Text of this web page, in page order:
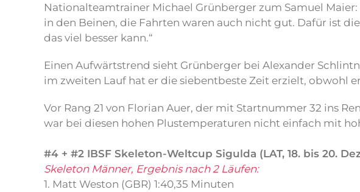
Nationalteamtrainer Michael Grünberger zum Samuel
in den Beinen, die Fahrten waren auch nicht gut. Dafür ist
das viel besser kann.“
Einen Aufwärtstrend sieht Grünberger bei Alexander
im zweiten Lauf hat er die siebentbeste Zeit erzielt, obwohl
Vor Rang 21 von Florian Auer, der mit Startnummer 32 ins
war bei diesen hohen Plustemperaturen nicht einfach mit
#4 + #2 IBSF Skeleton-Weltcup Sigulda (LAT, 18. bis 20.
Skeleton Männer, Ergebnis nach 2 Läufen:
1. Matt Weston (GBR) 1:40,35 Minuten